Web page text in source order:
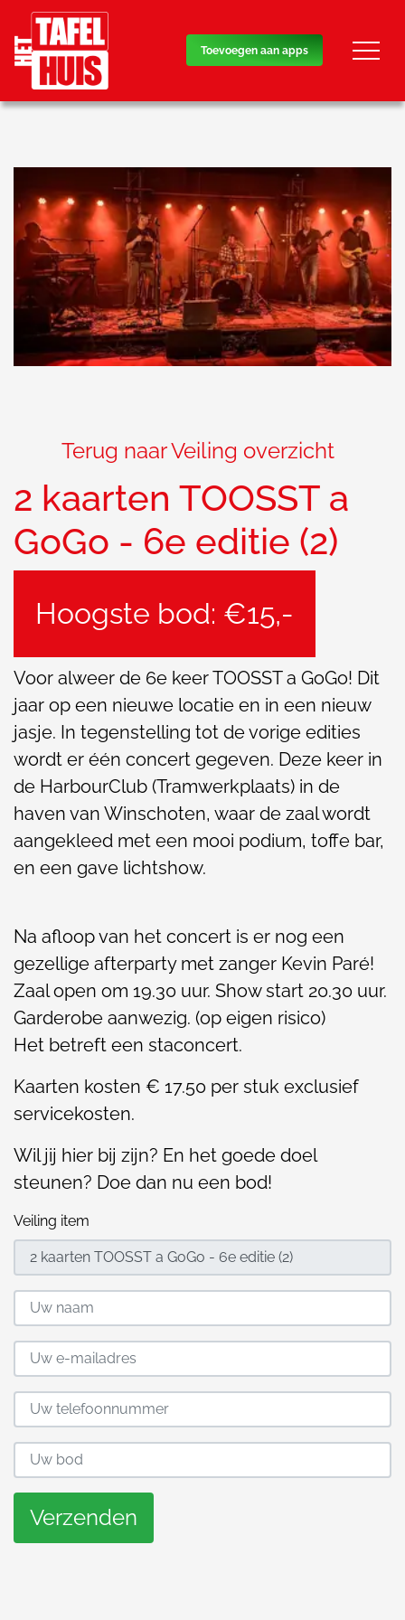
overslaan
Toevoegen aan apps
Terug naar Veiling overzicht
2 kaarten TOOSST a
GoGo - 6e editie (2)
Hoogste bod: €15,-
Voor alweer de 6e keer TOOSST a GoGo! Dit
jaar op een nieuwe locatie en in een nieuw
jasje. In tegenstelling tot de vorige edities
wordt er één concert gegeven. Deze keer in
de HarbourClub (Tramwerkplaats) in de
haven van Winschoten, waar de zaal wordt
aangekleed met een mooi podium, toffe bar,
en een gave lichtshow.
Na afloop van het concert is er nog een
gezellige afterparty met zanger Kevin Paré!
Zaal open om 19.30 uur. Show start 20.30 uur.
Garderobe aanwezig. (op eigen risico)
Het betreft een staconcert.
Kaarten kosten € 17.50 per stuk exclusief
servicekosten.
Wil jij hier bij zijn? En het goede doel
steunen? Doe dan nu een bod!
Veiling item
Verzenden